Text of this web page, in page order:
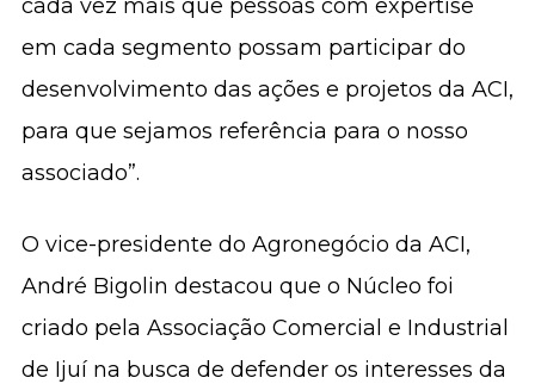
cada vez mais que pessoas com expertise
em cada segmento possam participar do
desenvolvimento das ações e projetos da ACI,
para que sejamos referência para o nosso
associado”.
O vice-presidente do Agronegócio da ACI,
André Bigolin destacou que o Núcleo foi
criado pela Associação Comercial e Industrial
de Ijuí na busca de defender os interesses da